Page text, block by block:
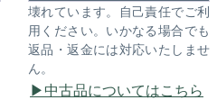
壊れています。自己責任でご利
用ください。いかなる場合でも
返品・返金には対応いたしませ
ん。
中古品についてはこちら